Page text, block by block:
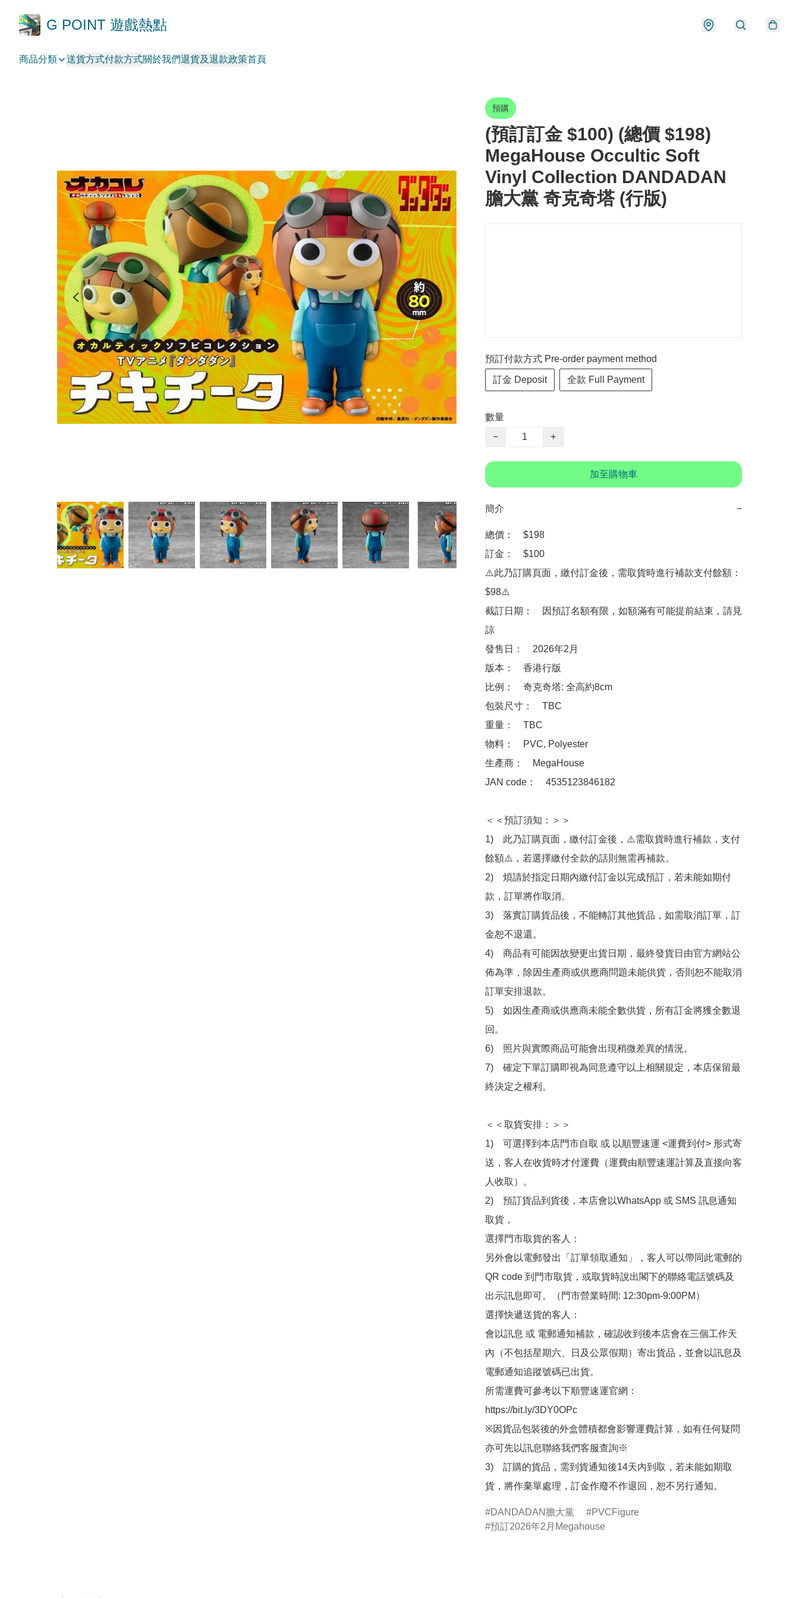
G POINT 遊戲熱點
商品分類 送貨方式付款方式關於我們退貨及退款政策首頁
預購
(預訂訂金 $100) (總價 $198)
MegaHouse Occultic Soft
Vinyl Collection DANDADAN
膽大黨 奇克奇塔 (行版)
預訂付款方式 Pre-order payment method
訂金 Deposit 全款 Full Payment
數量
−
+
加至購物車
簡介 −
總價：　$198
訂金：　$100
⚠️此乃訂購頁面，繳付訂金後，需取貨時進行補款支付餘額：
$98⚠️
截訂日期：　因預訂名額有限，如額滿有可能提前結束，請見
諒
發售日：　2026年2月
版本：　香港行版
比例：　奇克奇塔: 全高約8cm
包裝尺寸：　TBC
重量：　TBC
物料：　PVC, Polyester
生產商：　MegaHouse
JAN code：　4535123846182
＜＜預訂須知：＞＞
1)　此乃訂購頁面，繳付訂金後，⚠️需取貨時進行補款，支付
餘額⚠️，若選擇繳付全款的話則無需再補款。
2)　煩請於指定日期內繳付訂金以完成預訂，若未能如期付
款，訂單將作取消。
3)　落實訂購貨品後，不能轉訂其他貨品，如需取消訂單，訂
金恕不退還。
4)　商品有可能因故變更出貨日期，最終發貨日由官方網站公
佈為準，除因生產商或供應商問題未能供貨，否則恕不能取消
訂單安排退款。
5)　如因生產商或供應商未能全數供貨，所有訂金將獲全數退
回。
6)　照片與實際商品可能會出現稍微差異的情況。
7)　確定下單訂購即視為同意遵守以上相關規定，本店保留最
終決定之權利。
＜＜取貨安排：＞＞
1)　可選擇到本店門市自取 或 以順豐速運 <運費到付> 形式寄
送，客人在收貨時才付運費（運費由順豐速運計算及直接向客
人收取）。
2)　預訂貨品到貨後，本店會以WhatsApp 或 SMS 訊息通知
取貨，
選擇門市取貨的客人：
另外會以電郵發出「訂單領取通知」，客人可以帶同此電郵的
QR code 到門市取貨，或取貨時說出閣下的聯絡電話號碼及
出示訊息即可。（門市營業時間: 12:30pm-9:00PM）
選擇快遞送貨的客人：
會以訊息 或 電郵通知補款，確認收到後本店會在三個工作天
內（不包括星期六、日及公眾假期）寄出貨品，並會以訊息及
電郵通知追蹤號碼已出貨。
所需運費可參考以下順豐速運官網：
https://bit.ly/3DY0OPc
※因貨品包裝後的外盒體積都會影響運費計算，如有任何疑問
亦可先以訊息聯絡我們客服查詢※
3)　訂購的貨品，需到貨通知後14天內到取，若未能如期取
貨，將作棄單處理，訂金作廢不作退回，恕不另行通知。
DANDADAN膽大黨
PVCFigure
預訂2026年2月Megahouse